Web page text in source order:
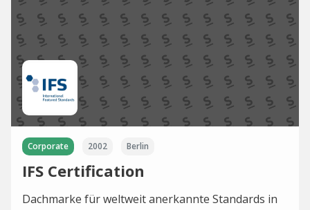
Corporate 2002 Berlin
IFS Certification
Dachmarke für weltweit anerkannte Standards in